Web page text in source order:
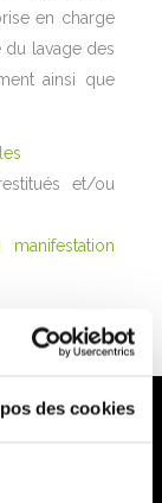
des cookies
en charge
du lavage des
ainsi que
et/ou